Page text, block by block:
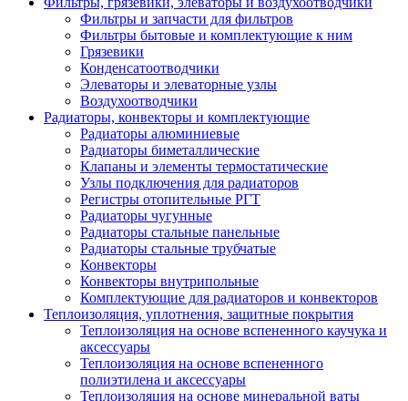
Фильтры и запчасти для фильтров
Фильтры бытовые и комплектующие к ним
Грязевики
Конденсатоотводчики
Элеваторы и элеваторные узлы
Воздухоотводчики
Радиаторы, конвекторы и комплектующие
Радиаторы алюминиевые
Радиаторы биметаллические
Клапаны и элементы термостатические
Узлы подключения для радиаторов
Регистры отопительные РГТ
Радиаторы чугунные
Радиаторы стальные панельные
Радиаторы стальные трубчатые
Конвекторы
Конвекторы внутрипольные
Комплектующие для радиаторов и конвекторов
Теплоизоляция, уплотнения, защитные покрытия
Теплоизоляция на основе вспененного каучука и
аксессуары
Теплоизоляция на основе вспененного
полиэтилена и аксессуары
Теплоизоляция на основе минеральной ваты